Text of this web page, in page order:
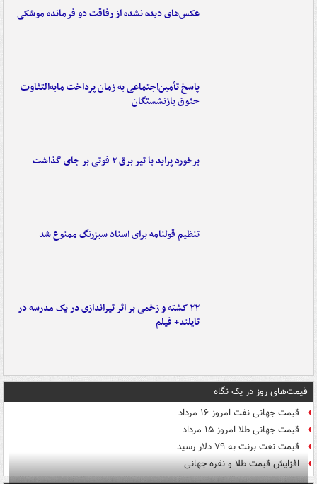
عکس‌های دیده نشده از رفاقت دو فرمانده‌ موشکی
پاسخ تأمین‌اجتماعی به زمان پرداخت مابه‌التفاوت
حقوق بازنشستگان
برخورد پراید با تیر برق ۲ فوتی بر جای گذاشت
تنظیم قولنامه برای اسناد سبزرنگ ممنوع شد
۲۲ کشته و زخمی بر اثر تیراندازی در یک مدرسه در
تایلند+ فیلم
قیمت‌های روز در یک نگاه
قیمت جهانی نفت امروز ۱۶ مرداد
قیمت جهانی طلا امروز ۱۵ مرداد
قیمت نفت برنت به ۷۹ دلار رسید
افزایش قیمت طلا و نقره جهانی